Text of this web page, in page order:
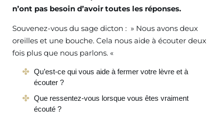
n’ont pas besoin d’avoir toutes les réponses.
Souvenez-vous du sage dicton : » Nous avons deux
oreilles et une bouche. Cela nous aide à écouter deux
fois plus que nous parlons. «
Qu’est-ce qui vous aide à fermer votre lèvre et à
écouter ?
Que ressentez-vous lorsque vous êtes vraiment
écouté ?